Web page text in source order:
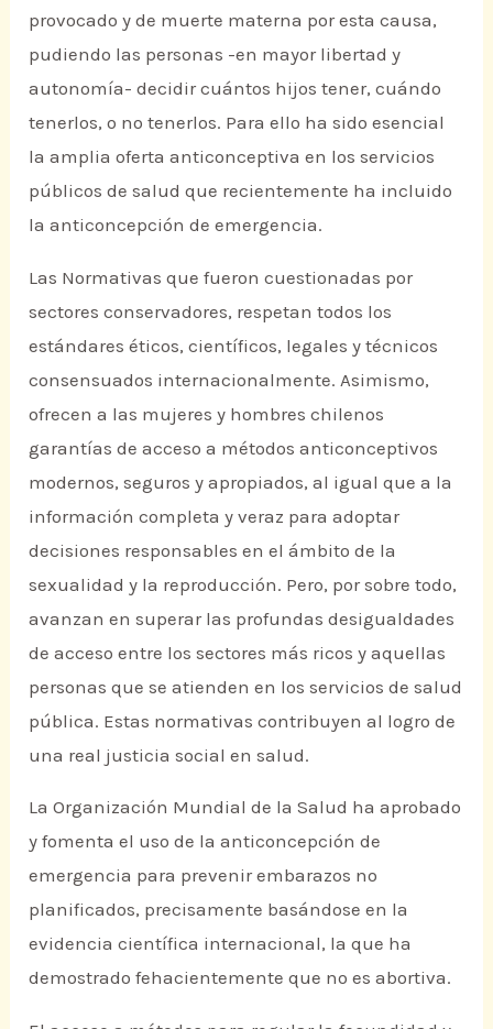
provocado y de muerte materna por esta causa,
pudiendo las personas -en mayor libertad y
autonomía- decidir cuántos hijos tener, cuándo
tenerlos, o no tenerlos. Para ello ha sido esencial
la amplia oferta anticonceptiva en los servicios
públicos de salud que recientemente ha incluido
la anticoncepción de emergencia.
Las Normativas que fueron cuestionadas por
sectores conservadores, respetan todos los
estándares éticos, científicos, legales y técnicos
consensuados internacionalmente. Asimismo,
ofrecen a las mujeres y hombres chilenos
garantías de acceso a métodos anticonceptivos
modernos, seguros y apropiados, al igual que a la
información completa y veraz para adoptar
decisiones responsables en el ámbito de la
sexualidad y la reproducción. Pero, por sobre todo,
avanzan en superar las profundas desigualdades
de acceso entre los sectores más ricos y aquellas
personas que se atienden en los servicios de salud
pública. Estas normativas contribuyen al logro de
una real justicia social en salud.
La Organización Mundial de la Salud ha aprobado
y fomenta el uso de la anticoncepción de
emergencia para prevenir embarazos no
planificados, precisamente basándose en la
evidencia científica internacional, la que ha
demostrado fehacientemente que no es abortiva.